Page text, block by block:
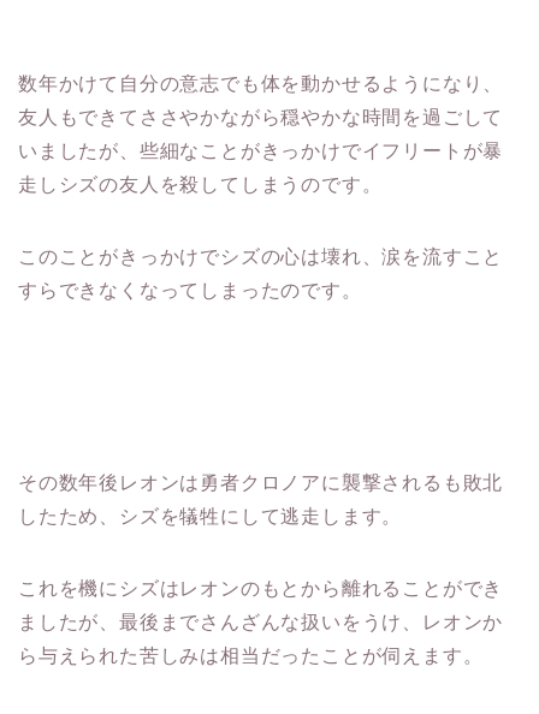
数年かけて自分の意志でも体を動かせるようになり、
友人もできてささやかながら穏やかな時間を過ごして
いましたが、些細なことがきっかけでイフリートが暴
走しシズの友人を殺してしまうのです。
このことがきっかけでシズの心は壊れ、涙を流すこと
すらできなくなってしまったのです。
その数年後レオンは勇者クロノアに襲撃されるも敗北
したため、シズを犠牲にして逃走します。
これを機にシズはレオンのもとから離れることができ
ましたが、最後までさんざんな扱いをうけ、レオンか
ら与えられた苦しみは相当だったことが伺えます。